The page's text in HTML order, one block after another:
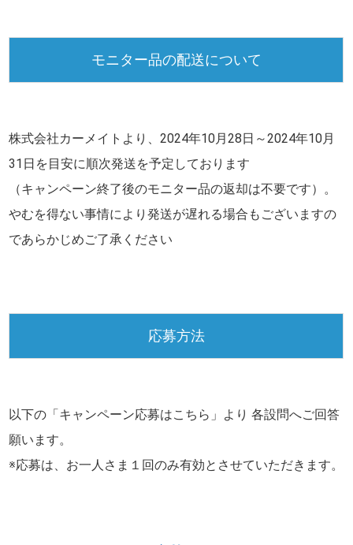
モニター品の配送について
株式会社カーメイトより、2024年10月28日～2024年10月
31日 を目安に順次発送を予定しております
（キャンペーン終了後のモニター品の返却は不要です）。
やむを得ない事情により発送が遅れる場合もございますの
であらかじめご了承ください
応募方法
以下の「キャンペーン応募はこちら」より 各設問へご回答
願います。
※応募は、お一人さま１回のみ有効とさせていただきます。